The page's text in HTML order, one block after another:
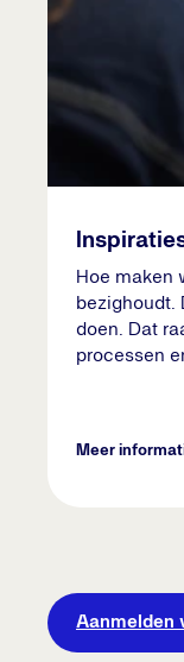
Hoe maken
bezighoudt.
doen. Dat
processen
Meer
Aanmelden